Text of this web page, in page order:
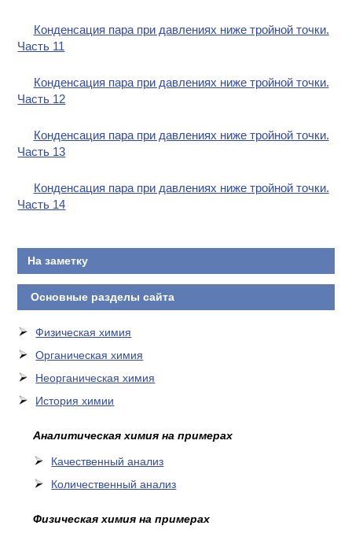
Конденсация пара при давлениях ниже тройной точки.
Часть 11
Конденсация пара при давлениях ниже тройной точки.
Часть 12
Конденсация пара при давлениях ниже тройной точки.
Часть 13
Конденсация пара при давлениях ниже тройной точки.
Часть 14
На заметку
Основные разделы сайта
Физическая химия
Органическая химия
Неорганическая химия
История химии
Аналитическая химия на примерах
Качественный анализ
Количественный анализ
Физическая химия на примерах